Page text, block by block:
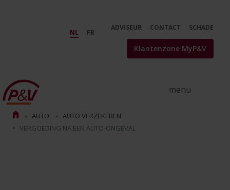
NL FR
ADVISEUR CONTACT SCHADE
Klantenzone MyP&V
AUTO
AUTO VERZEKEREN
VERGOEDING NA EEN AUTO-ONGEVAL